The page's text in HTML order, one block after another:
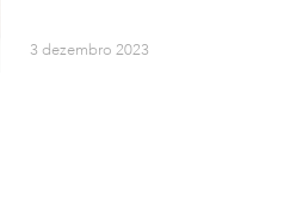
3 dezembro 2023